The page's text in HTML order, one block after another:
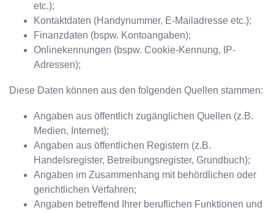
etc.);
Kontaktdaten (Handynummer, E-Mailadresse etc.);
Finanzdaten (bspw. Kontoangaben);
Onlinekennungen (bspw. Cookie-Kennung, IP-
Adressen);
Diese Daten können aus den folgenden Quellen stammen:
Angaben aus öffentlich zugänglichen Quellen (z.B.
Medien, Internet);
Angaben aus öffentlichen Registern (z.B.
Handelsregister, Betreibungsregister, Grundbuch);
Angaben im Zusammenhang mit behördlichen oder
gerichtlichen Verfahren;
Angaben betreffend Ihrer beruflichen Funktionen und